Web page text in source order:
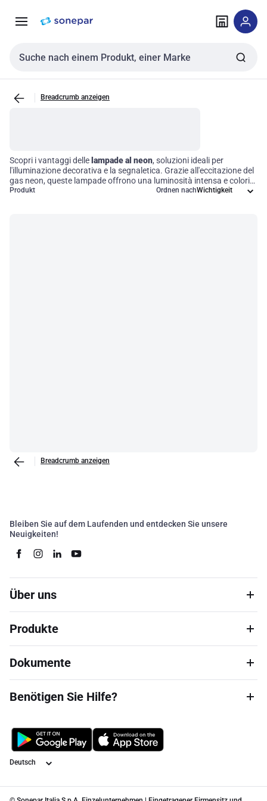
NavigationInhalt
Sucheingabe
Breadcrumb anzeigen
Scopri i vantaggi delle lampade al neon, soluzioni ideali per
l'illuminazione decorativa e la segnaletica. Grazie all'eccitazione del
gas neon, queste lampade offrono una luminosità intensa e colori
vivaci, rendendole perfette per applicazioni che richiedono una luce
Produkt Ordnen nach
Breadcrumb anzeigen
Bleiben Sie auf dem Laufenden und entdecken Sie unsere
Neuigkeiten!
Über uns
Produkte
Dokumente
Benötigen Sie Hilfe?
Sprache